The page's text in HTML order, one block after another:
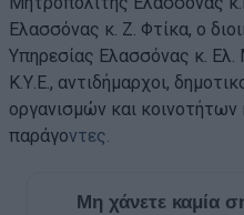
Ελασσόνας κ. Ζ. Φτίκα, ο
Υπηρεσίας Ελασσόνας κ.
Κ.Υ.Ε., αντιδήμαρχοι,
οργανισμών και κοινοτήτων
παράγοντες.
Μη χάνετε καμία